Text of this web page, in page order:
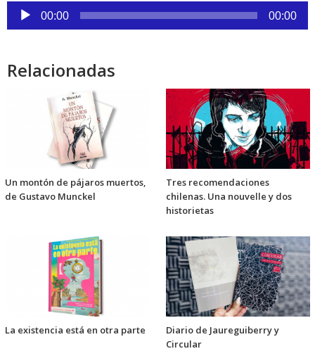
Reproductor
de
00:00 00:00
Relacionadas
Un montón de pájaros muertos,
de Gustavo Munckel
Tres recomendaciones
chilenas. Una nouvelle y dos
historietas
La existencia está en otra parte
Diario de Jaureguiberry y
Circular